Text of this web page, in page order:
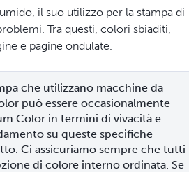
il suo utilizzo per la stampa di
Tra questi, colori sbiaditi,
e pagine ondulate.
che utilizzano macchine da
può essere occasionalmente
Color in termini di vivacità e
su queste specifiche
Ci assicuriamo sempre che tutti
di colore interno ordinata. Se